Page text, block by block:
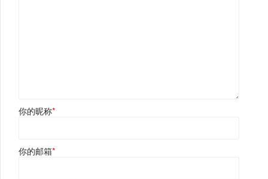
你的昵称*
你的邮箱*